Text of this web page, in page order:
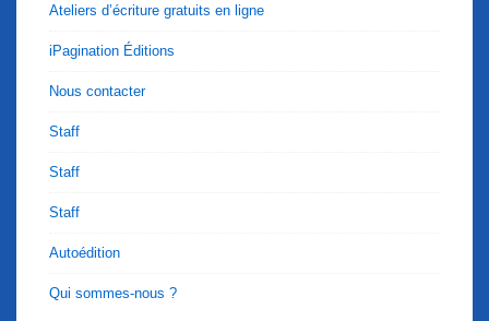
Ateliers d’écriture gratuits en ligne
iPagination Éditions
Nous contacter
Staff
Staff
Staff
Autoédition
Qui sommes-nous ?